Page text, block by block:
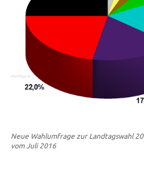
Neue Wahlumfrage zur Landtagswahl
vom Juli 2016